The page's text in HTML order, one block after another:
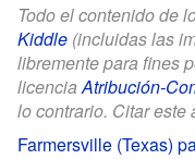
Todo el contenido de
Kiddle (incluidas las
libremente para fines
licenciaAtribución-
lo contrario. Citar este
Farmersville (Texas)